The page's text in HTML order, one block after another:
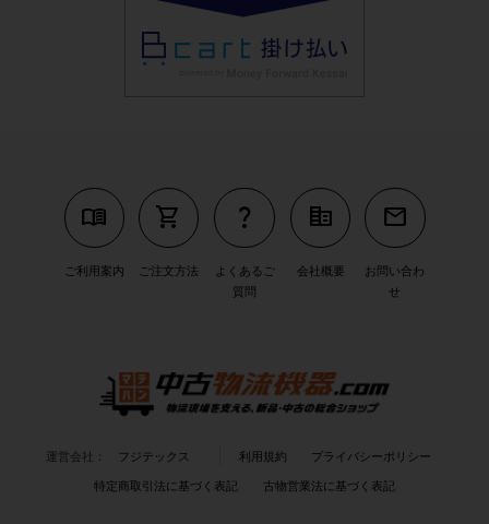
menu_book
ご利用案内
shopping_cart
ご注文方法
question_mark
よくあるご
質問
corporate_fare
会社概要
mail
お問い合わ
せ
運営会社： フジテックス 利用規約 プライバシーポリシー
特定商取引法に基づく表記 古物営業法に基づく表記